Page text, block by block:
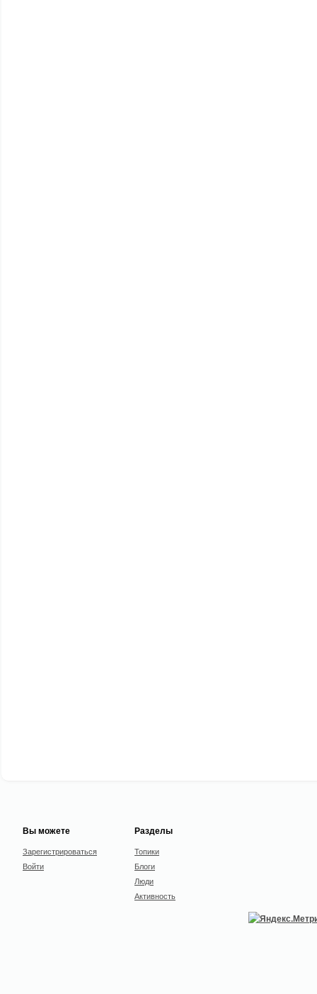
Вы можете
Зарегистрироваться
Войти
Разделы
Топики
Блоги
Люди
Активность